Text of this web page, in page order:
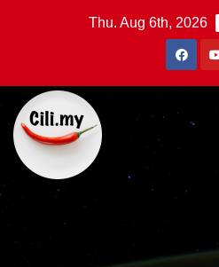
Thu. Aug 6th, 2026